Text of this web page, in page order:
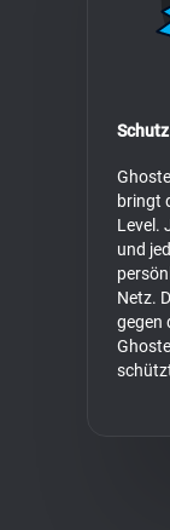
bringt
Level.
und
Netz.
gegen